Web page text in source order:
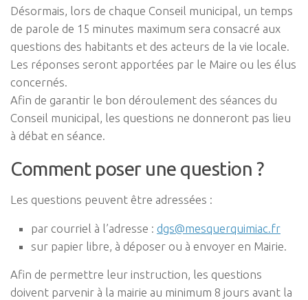
Désormais, lors de chaque Conseil municipal, un temps
de parole de 15 minutes maximum sera consacré aux
questions des habitants et des acteurs de la vie locale.
Les réponses seront apportées par le Maire ou les élus
concernés.
Afin de garantir le bon déroulement des séances du
Conseil municipal, les questions ne donneront pas lieu
à débat en séance.
Comment poser une question ?
Les questions peuvent être adressées :
par courriel à l’adresse : dgs@mesquerquimiac.fr
sur papier libre, à déposer ou à envoyer en Mairie.
Afin de permettre leur instruction, les questions
doivent parvenir à la mairie au minimum 8 jours avant la